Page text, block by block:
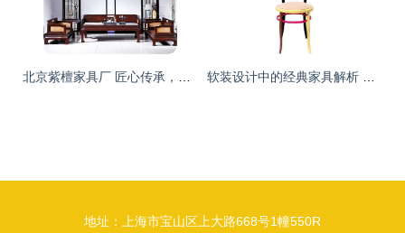
地址：上海市宝山区上大路668号1幢550R